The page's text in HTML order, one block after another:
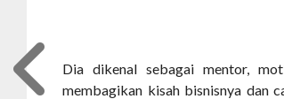
Dia dikenal sebagai mentor,
membagikan kisah bisnisnya dan